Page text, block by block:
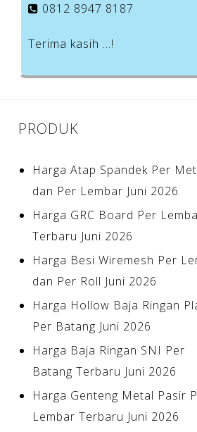
0812 8947 8187
Terima kasih …!
PRODUK
Harga Atap Spandek Per
dan Per Lembar Juni 2026
Harga GRC Board Per
Terbaru Juni 2026
Harga Besi Wiremesh Per
dan Per Roll Juni 2026
Harga Hollow Baja Ringan
Per Batang Juni 2026
Harga Baja Ringan SNI Per
Batang Terbaru Juni 2026
Harga Genteng Metal Pasir
Lembar Terbaru Juni 2026